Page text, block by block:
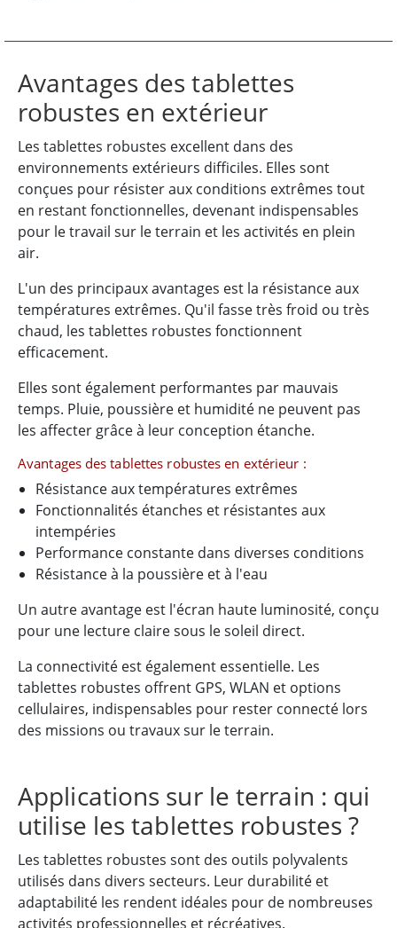
Avantages des tablettes
robustes en extérieur
Les tablettes robustes excellent dans des
environnements extérieurs difficiles. Elles sont
conçues pour résister aux conditions extrêmes tout
en restant fonctionnelles, devenant indispensables
pour le travail sur le terrain et les activités en plein
air.
L'un des principaux avantages est la résistance aux
températures extrêmes. Qu'il fasse très froid ou très
chaud, les tablettes robustes fonctionnent
efficacement.
Elles sont également performantes par mauvais
temps. Pluie, poussière et humidité ne peuvent pas
les affecter grâce à leur conception étanche.
Avantages des tablettes robustes en extérieur :
Résistance aux températures extrêmes
Fonctionnalités étanches et résistantes aux
intempéries
Performance constante dans diverses conditions
Résistance à la poussière et à l'eau
Un autre avantage est l'écran haute luminosité, conçu
pour une lecture claire sous le soleil direct.
La connectivité est également essentielle. Les
tablettes robustes offrent GPS, WLAN et options
cellulaires, indispensables pour rester connecté lors
des missions ou travaux sur le terrain.
Applications sur le terrain : qui
utilise les tablettes robustes ?
Les tablettes robustes sont des outils polyvalents
utilisés dans divers secteurs. Leur durabilité et
adaptabilité les rendent idéales pour de nombreuses
activités professionnelles et récréatives.